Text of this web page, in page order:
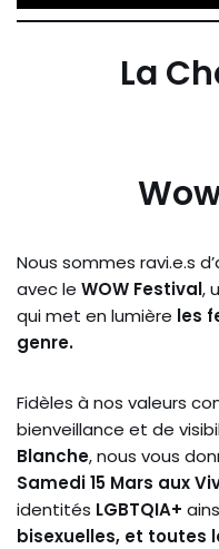
La
Nous sommes ravi.e.s
avec le WOW Festival,
qui met en lumière les
genre.
Fidèles à nos valeurs
bienveillance et de
Blanche, nous vous
Samedi 15 Mars aux
identités LGBTQIA+
bisexuelles, et toutes